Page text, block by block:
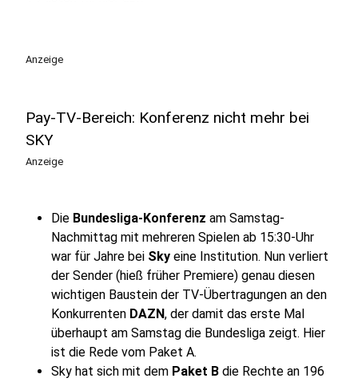
Anzeige
Pay-TV-Bereich: Konferenz nicht mehr bei
SKY
Anzeige
Die Bundesliga-Konferenz am Samstag-
Nachmittag mit mehreren Spielen ab 15:30-Uhr
war für Jahre bei Sky eine Institution. Nun verliert
der Sender (hieß früher Premiere) genau diesen
wichtigen Baustein der TV-Übertragungen an den
Konkurrenten DAZN, der damit das erste Mal
überhaupt am Samstag die Bundesliga zeigt. Hier
ist die Rede vom Paket A.
Sky hat sich mit dem Paket B die Rechte an 196